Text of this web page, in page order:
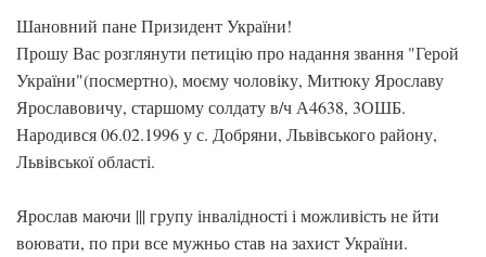
Шановний пане Призидент України!
Прошу Вас розглянути петицію про надання звання "Герой
України"(посмертно), моєму чоловіку, Митюку Ярославу
Ярославовичу, старшому солдату в/ч А4638, 3ОШБ.
Народився 06.02.1996 у с. Добряни, Львівського району,
Львівської області.
Ярослав маючи ||| групу інвалідності і можливість не йти
воювати, по при все мужньо став на захист України.